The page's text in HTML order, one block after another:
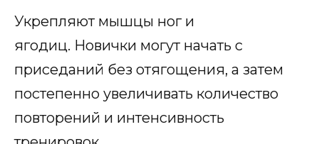
Укрепляют мышцы ног и
ягодиц. Новички могут начать с
приседаний без отягощения, а затем
постепенно увеличивать количество
повторений и интенсивность